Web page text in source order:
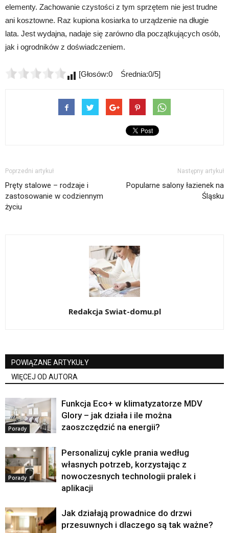
elementy. Zachowanie czystości z tym sprzętem nie jest trudne
ani kosztowne. Raz kupiona kosiarka to urządzenie na długie
lata. Jest wydajna, nadaje się zarówno dla początkujących osób,
jak i ogrodników z doświadczeniem.
[Głosów:0 Średnia:0/5]
Poprzedni artykuł
Pręty stalowe – rodzaje i
zastosowanie w codziennym
życiu
Następny artykuł
Popularne salony łazienek na
Śląsku
Redakcja Swiat-domu.pl
POWIĄZANE ARTYKUŁY
WIĘCEJ OD AUTORA
Porady
Funkcja Eco+ w klimatyzatorze MDV
Glory – jak działa i ile można
zaoszczędzić na energii?
Porady
Personalizuj cykle prania według
własnych potrzeb, korzystając z
nowoczesnych technologii pralek i
aplikacji
Jak działają prowadnice do drzwi
przesuwnych i dlaczego są tak ważne?